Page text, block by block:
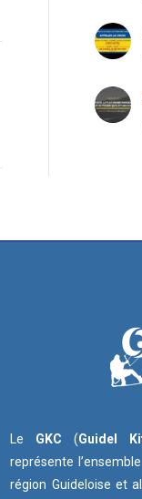
Le GKC (Guidel
représente
région Guideloise et